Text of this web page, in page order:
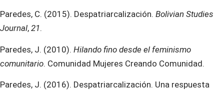
Paredes, C. (2015). Despatriarcalización. Bolivian Studies
Journal, 21.
Paredes, J. (2010). Hilando fino desde el feminismo
comunitario. Comunidad Mujeres Creando Comunidad.
Paredes, J. (2016). Despatriarcalización. Una respuesta